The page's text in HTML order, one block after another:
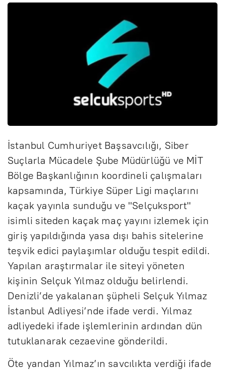
İstanbul Cumhuriyet Başsavcılığı, Siber
Suçlarla Mücadele Şube Müdürlüğü ve MİT
Bölge Başkanlığının koordineli çalışmaları
kapsamında, Türkiye Süper Ligi maçlarını
kaçak yayınla sunduğu ve "Selçuksport"
isimli siteden kaçak maç yayını izlemek için
giriş yapıldığında yasa dışı bahis sitelerine
teşvik edici paylaşımlar olduğu tespit edildi.
Yapılan araştırmalar ile siteyi yöneten
kişinin Selçuk Yılmaz olduğu belirlendi.
Denizli’de yakalanan şüpheli Selçuk Yılmaz
İstanbul Adliyesi’nde ifade verdi. Yılmaz
adliyedeki ifade işlemlerinin ardından dün
tutuklanarak cezaevine gönderildi.
Öte yandan Yılmaz’ın savcılıkta verdiği ifade